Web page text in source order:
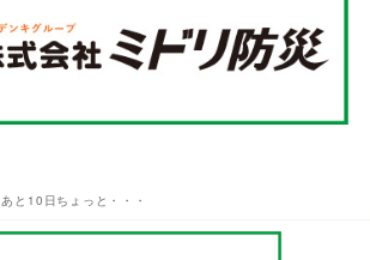
あと10日ちょっと・・・